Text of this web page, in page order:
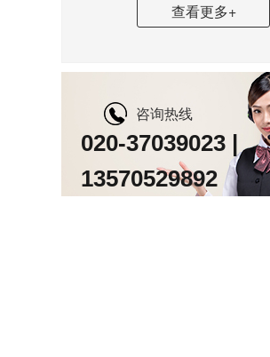
查看更多+
咨询热线
020-37039023 |
13570529892